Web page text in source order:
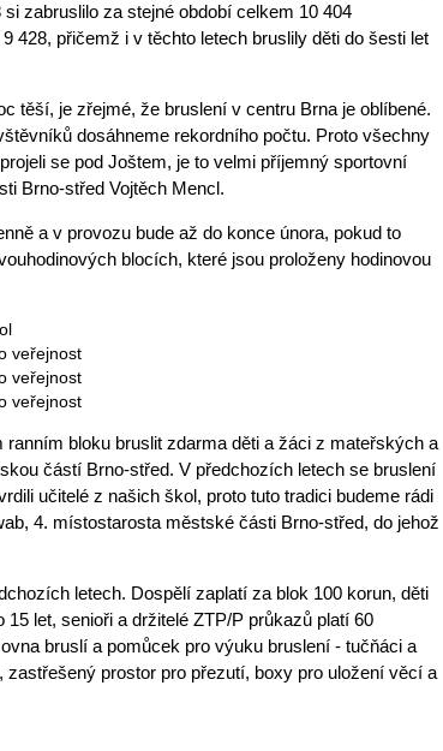
zabruslilo za stejné období celkem 10 404
428, přičemž i v těchto letech bruslily děti do šesti let
těší, je zřejmé, že bruslení v centru Brna je oblíbené.
dosáhneme rekordního počtu. Proto všechny
se pod Joštem, je to velmi příjemný sportovní
Brno-střed Vojtěch Mencl.
a v provozu bude až do konce února, pokud to
blocích, které jsou proloženy hodinovou
veřejnost
veřejnost
veřejnost
ranním bloku bruslit zdarma děti a žáci z mateřských a
částí Brno-střed. V předchozích letech se bruslení
učitelé z našich škol, proto tuto tradici budeme rádi
4. místostarosta městské části Brno-střed, do jehož
letech. Dospělí zaplatí za blok 100 korun, děti
let, senioři a držitelé ZTP/P průkazů platí 60
bruslí a pomůcek pro výuku bruslení - tučňáci a
prostor pro přezutí, boxy pro uložení věcí a